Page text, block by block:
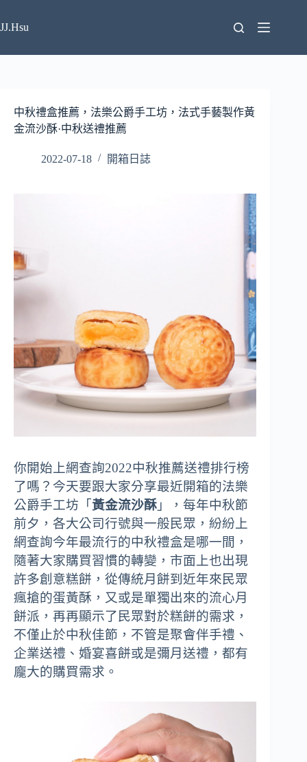
至
要
JJ.Hsu
中秋禮盒推薦，法樂公爵手工坊，法式手藝製作黃
金流沙酥·中秋送禮推薦
2022-07-18 開箱日誌
你開始上網查詢2022中秋推薦送禮排行榜
了嗎？今天要跟大家分享最近開箱的法樂
公爵手工坊「 黃金流沙酥 」，每年中秋節
前夕，各大公司行號與一般民眾，紛紛上
網查詢今年最流行的中秋禮盒是哪一間，
隨著大家購買習慣的轉變，市面上也出現
許多創意糕餅，從傳統月餅到近年來民眾
瘋搶的蛋黃酥，又或是單獨出來的流心月
餅派，再再顯示了民眾對於糕餅的需求，
不僅止於中秋佳節，不管是聚會伴手禮、
企業送禮、婚宴喜餅或是彌月送禮，都有
龐大的購買需求。